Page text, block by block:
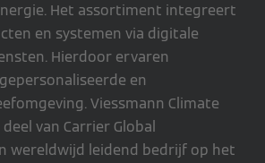
Het assortiment integreert
en systemen via digitale
Hierdoor ervaren
en
Viessmann Climate
van Carrier Global
wereldwijd leidend bedrijf op het